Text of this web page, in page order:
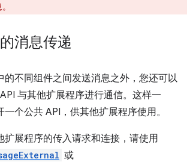
消息传递
的不同组件之间发送消息之外，您还可以
与其他扩展程序进行通信。这样一
个公共 API，供其他扩展程序使用。
扩展程序的传入请求和连接，请使用
或